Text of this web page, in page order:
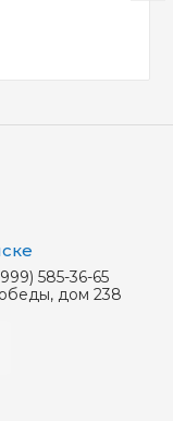
585-36-65
дом 238